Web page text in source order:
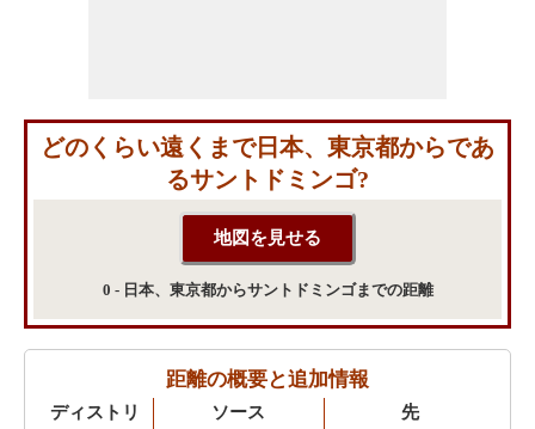
どのくらい遠くまで日本、東京都からであ
るサントドミンゴ?
0 - 日本、東京都からサントドミンゴまでの距離
距離の概要と追加情報
ディストリ
ソース
先